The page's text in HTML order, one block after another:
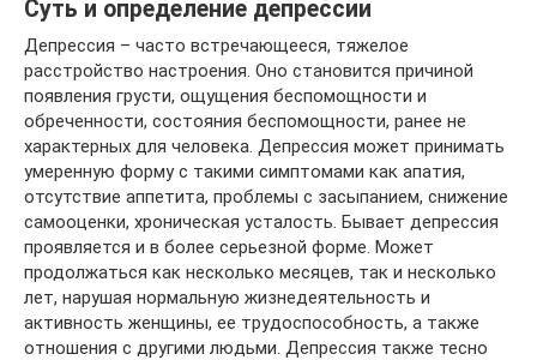
Суть и определение депрессии
Депрессия – часто встречающееся, тяжелое
расстройство настроения. Оно становится причиной
появления грусти, ощущения беспомощности и
обреченности, состояния беспомощности, ранее не
характерных для человека. Депрессия может принимать
умеренную форму с такими симптомами как апатия,
отсутствие аппетита, проблемы с засыпанием, снижение
самооценки, хроническая усталость. Бывает депрессия
проявляется и в более серьезной форме. Может
продолжаться как несколько месяцев, так и несколько
лет, нарушая нормальную жизнедеятельность и
активность женщины, ее трудоспособность, а также
отношения с другими людьми. Депрессия также тесно